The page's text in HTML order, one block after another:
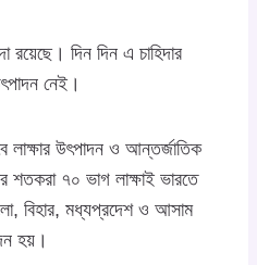
রয়েছে। দিন দিন এ চাহিদার
নেই।
লাক্ষার উৎপাদন ও আন্তর্জাতিক
শতকরা ৭০ ভাগ লাক্ষাই ভারতে
বিহার, মধ্যপ্রদেশ ও আসাম
হয়।